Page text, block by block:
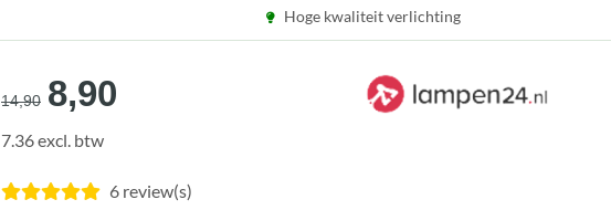
Hoge kwaliteit verlichting
14,90 Oorspronkelijke
prijs
€14,90.
8,90
€8,90.
7.36 excl. btw
6 review(s)